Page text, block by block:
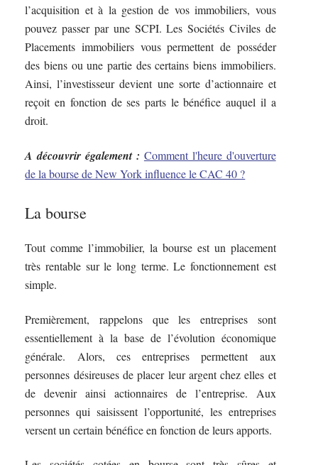
l’acquisition et à la gestion de vos immobiliers, vous
pouvez passer par une SCPI. Les Sociétés Civiles de
Placements immobiliers vous permettent de posséder
des biens ou une partie des certains biens immobiliers.
Ainsi, l’investisseur devient une sorte d’actionnaire et
reçoit en fonction de ses parts le bénéfice auquel il a
droit.
A découvrir également : Comment l'heure d'ouverture
de la bourse de New York influence le CAC 40 ?
La bourse
Tout comme l’immobilier, la bourse est un placement
très rentable sur le long terme. Le fonctionnement est
simple.
Premièrement, rappelons que les entreprises sont
essentiellement à la base de l’évolution économique
générale. Alors, ces entreprises permettent aux
personnes désireuses de placer leur argent chez elles et
de devenir ainsi actionnaires de l’entreprise. Aux
personnes qui saisissent l’opportunité, les entreprises
versent un certain bénéfice en fonction de leurs apports.